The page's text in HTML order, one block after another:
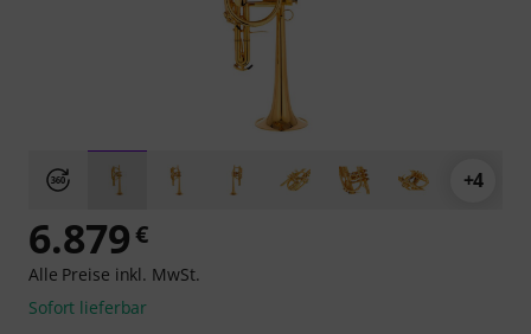
+4
6.879€
Alle Preise inkl. MwSt.
Sofort lieferbar